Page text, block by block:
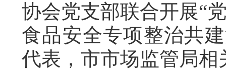
协会党支部联合开展“
食品安全专项整治共
代表，市市场监管局相